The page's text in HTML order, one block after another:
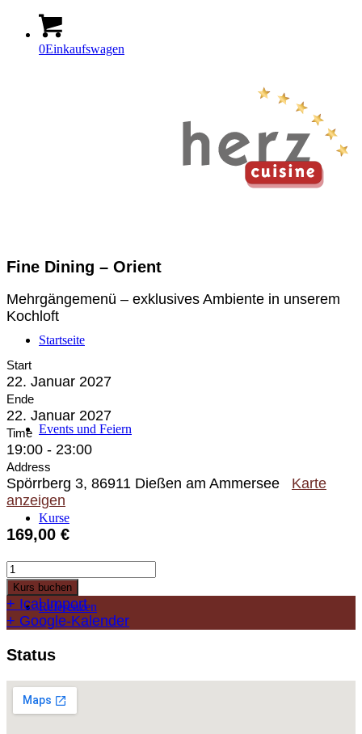
0Einkaufswagen
Startseite
Events und Feiern
Kurse
Referenzen
Gästebuch
Fine Dining – Orient
Mehrgängemenü – exklusives Ambiente in unserem
Kochloft
Start
22. Januar 2027
Ende
22. Januar 2027
Time
19:00 - 23:00
Address
Spörrberg 3, 86911 Dießen am Ammersee Karte
anzeigen
169,00 €
Fine
Dining
-
Orient
Kurs buchen
+ Ical Import
+ Google-Kalender
Status